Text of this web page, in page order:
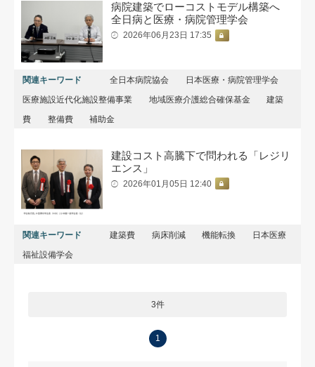
病院建築でローコストモデル構築へ
全日病と医療・病院管理学会
2026年06月23日 17:35
関連キーワード 全日本病院協会
日本医療・病院管理学会
医療施設近代化施設整備事業
地域医療介護総合確保基金
建築
費
整備費 補助金
建設コスト高騰下で問われる「レジリ
エンス」
2026年01月05日 12:40
関連キーワード 建築費 病床削減 機能転換
日本医療
福祉設備学会
3件
1